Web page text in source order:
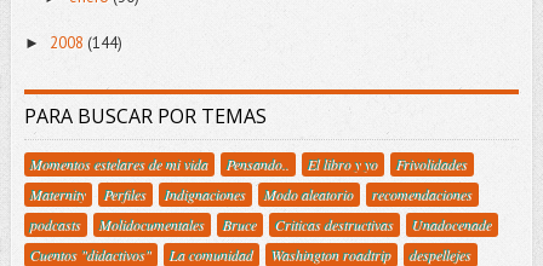
► 2008 (144)
PARA BUSCAR POR TEMAS
Momentos estelares de mi vida Pensando.. El libro y yo
Frivolidades
Maternity
Perfiles Indignaciones Modo aleatorio
recomendaciones
podcasts
Molidocumentales Bruce Criticas destructivas
Unadocenade
Cuentos "didactivos"
La comunidad Washington roadtrip
despellejes